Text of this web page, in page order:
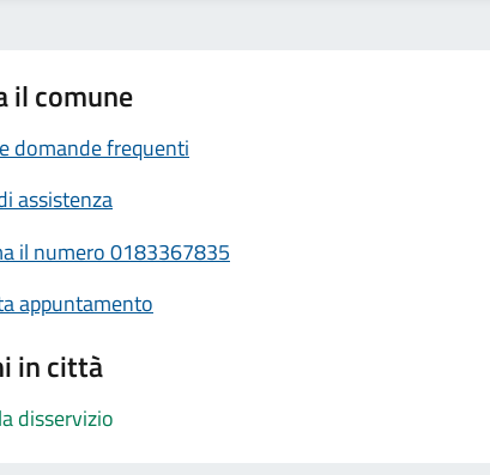
il comune
domande frequenti
assistenza
il numero 0183367835
appuntamento
in città
disservizio